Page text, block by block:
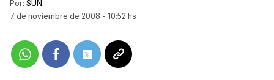
Por: SUN
7 de noviembre de 2008 - 10:52 hs